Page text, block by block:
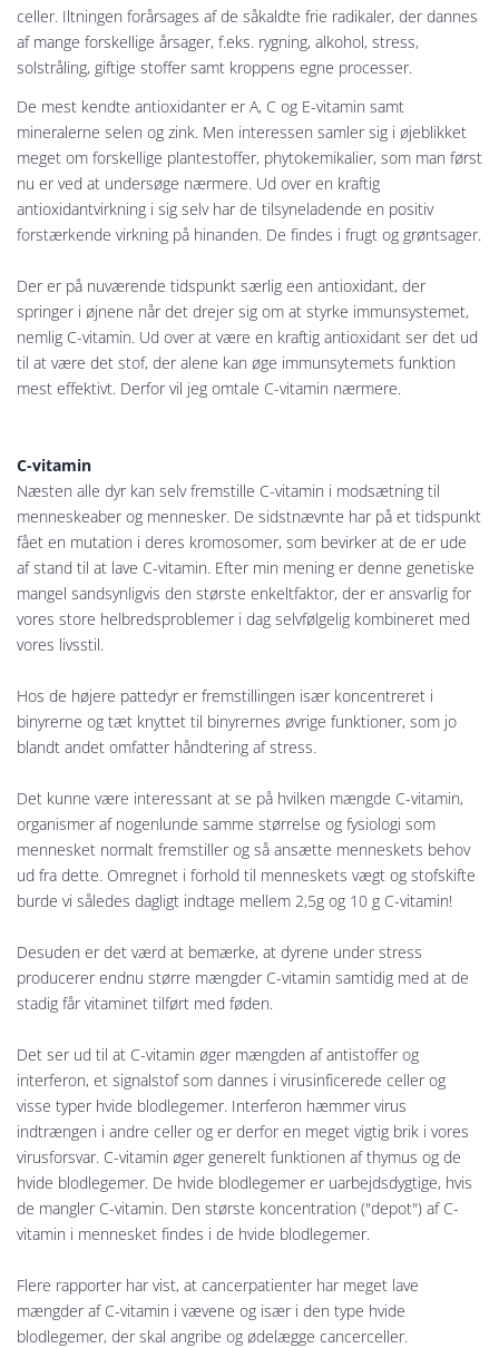
celler. Iltningen forårsages af de såkaldte frie radikaler, der dannes
af mange forskellige årsager, f.eks. rygning, alkohol, stress,
solstråling, giftige stoffer samt kroppens egne processer.
De mest kendte antioxidanter er A, C og E-vitamin samt
mineralerne selen og zink. Men interessen samler sig i øjeblikket
meget om forskellige plantestoffer, phytokemikalier, som man først
nu er ved at undersøge nærmere. Ud over en kraftig
antioxidantvirkning i sig selv har de tilsyneladende en positiv
forstærkende virkning på hinanden. De findes i frugt og grøntsager.
Der er på nuværende tidspunkt særlig een antioxidant, der
springer i øjnene når det drejer sig om at styrke immunsystemet,
nemlig C-vitamin. Ud over at være en kraftig antioxidant ser det ud
til at være det stof, der alene kan øge immunsytemets funktion
mest effektivt. Derfor vil jeg omtale C-vitamin nærmere.
C-vitamin
Næsten alle dyr kan selv fremstille C-vitamin i modsætning til
menneskeaber og mennesker. De sidstnævnte har på et tidspunkt
fået en mutation i deres kromosomer, som bevirker at de er ude
af stand til at lave C-vitamin. Efter min mening er denne genetiske
mangel sandsynligvis den største enkeltfaktor, der er ansvarlig for
vores store helbredsproblemer i dag selvfølgelig kombineret med
vores livsstil.
Hos de højere pattedyr er fremstillingen især koncentreret i
binyrerne og tæt knyttet til binyrernes øvrige funktioner, som jo
blandt andet omfatter håndtering af stress.
Det kunne være interessant at se på hvilken mængde C-vitamin,
organismer af nogenlunde samme størrelse og fysiologi som
mennesket normalt fremstiller og så ansætte menneskets behov
ud fra dette. Omregnet i forhold til menneskets vægt og stofskifte
burde vi således dagligt indtage mellem 2,5g og 10 g C-vitamin!
Desuden er det værd at bemærke, at dyrene under stress
producerer endnu større mængder C-vitamin samtidig med at de
stadig får vitaminet tilført med føden.
Det ser ud til at C-vitamin øger mængden af antistoffer og
interferon, et signalstof som dannes i virusinficerede celler og
visse typer hvide blodlegemer. Interferon hæmmer virus
indtrængen i andre celler og er derfor en meget vigtig brik i vores
virusforsvar. C-vitamin øger generelt funktionen af thymus og de
hvide blodlegemer. De hvide blodlegemer er uarbejdsdygtige, hvis
de mangler C-vitamin. Den største koncentration ("depot") af C-
vitamin i mennesket findes i de hvide blodlegemer.
Flere rapporter har vist, at cancerpatienter har meget lave
mængder af C-vitamin i vævene og især i den type hvide
blodlegemer, der skal angribe og ødelægge cancerceller.